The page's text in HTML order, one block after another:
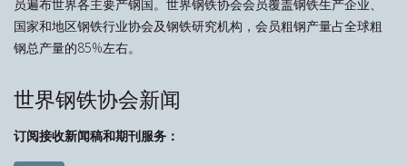
员遍布世界各主要产钢国。世界钢铁协会会员覆盖钢铁生产企业、
国家和地区钢铁行业协会及钢铁研究机构，会员粗钢产量占全球粗
钢总产量的85%左右。
世界钢铁协会新闻
订阅接收新闻稿和期刊服务：